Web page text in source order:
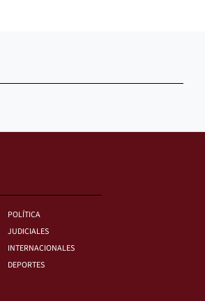
POLÍTICA
JUDICIALES
INTERNACIONALES
DEPORTES